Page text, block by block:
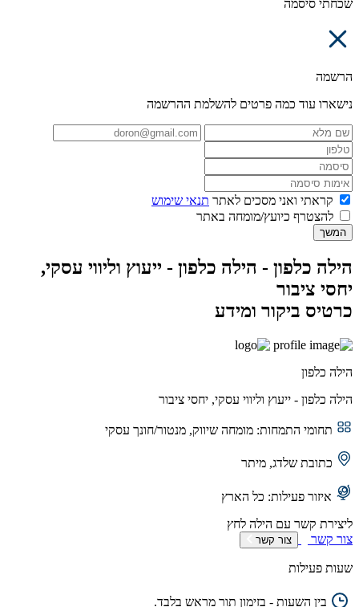
שכחתי סיסמה
הרשמה
נישארו עוד כמה פרטים להשלמת ההרשמה
קראתי ואני מסכים לאתר תנאי שימוש
להצטרף כיועץ/מומחה באתר
המשך
הילה כלפון - הילה כלפון - ייעוץ וליווי עסקי,
יחסי ציבור
כרטיס ביקור ומידע
הילה כלפון
הילה כלפון - ייעוץ וליווי עסקי, יחסי ציבור
תחומי התמחות: מומחה שיווק, מנטור/חונך עסקי
כתובת שלדג, מיתר
איזור פעילות: כל הארץ
ליצירת קשר עם הילה לחץ
צור קשר
צור קשר
שעות פעילות
בין השעות - בזימון תור מראש בלבד.